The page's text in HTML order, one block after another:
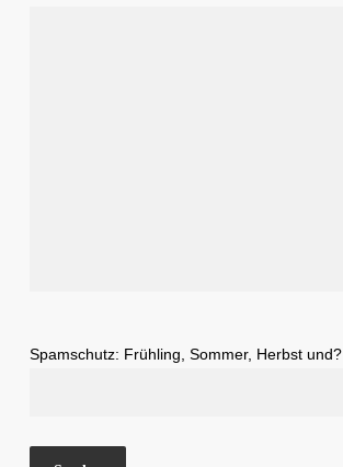
Spamschutz: Frühling, Sommer, Herbst und?